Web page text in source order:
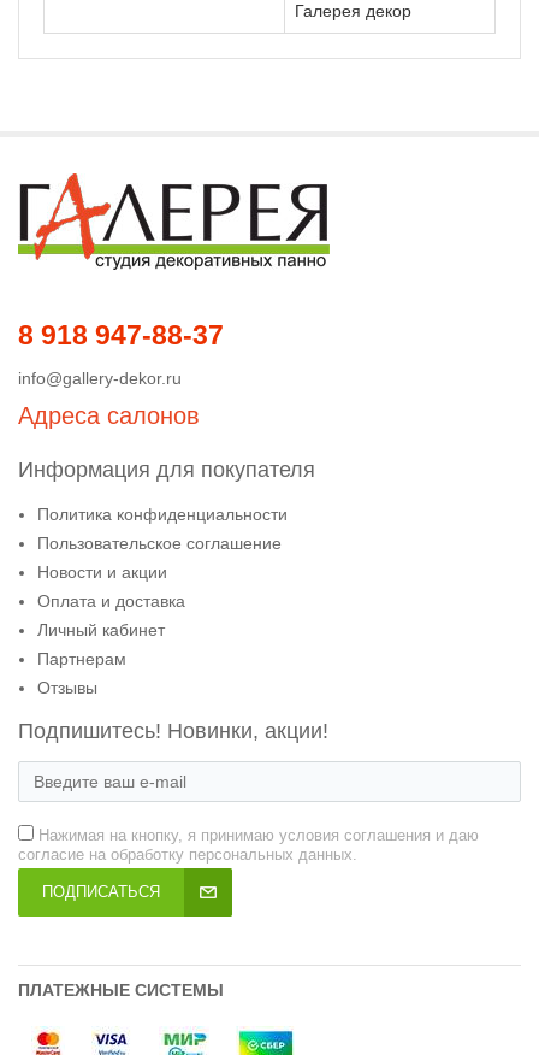
Галерея декор
8 918 947-88-37
info@gallery-dekor.ru
Адреса салонов
Информация для покупателя
Политика конфиденциальности
Пользовательское соглашение
Новости и акции
Оплата и доставка
Личный кабинет
Партнерам
Отзывы
Подпишитесь! Новинки, акции!
Нажимая на кнопку, я принимаю условия соглашения и даю
согласие на обработку персональных данных.
ПОДПИСАТЬСЯ
ПЛАТЕЖНЫЕ СИСТЕМЫ